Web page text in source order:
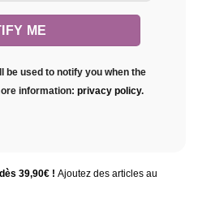
be used to notify you when the
information: privacy policy.
39,90€ ! Ajoutez des articles au